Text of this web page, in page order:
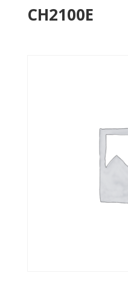
CH2100E